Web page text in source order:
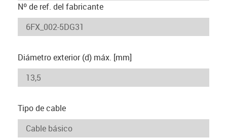
Nº de ref. del fabricante
Diámetro exterior (d) máx. [mm]
Tipo de cable